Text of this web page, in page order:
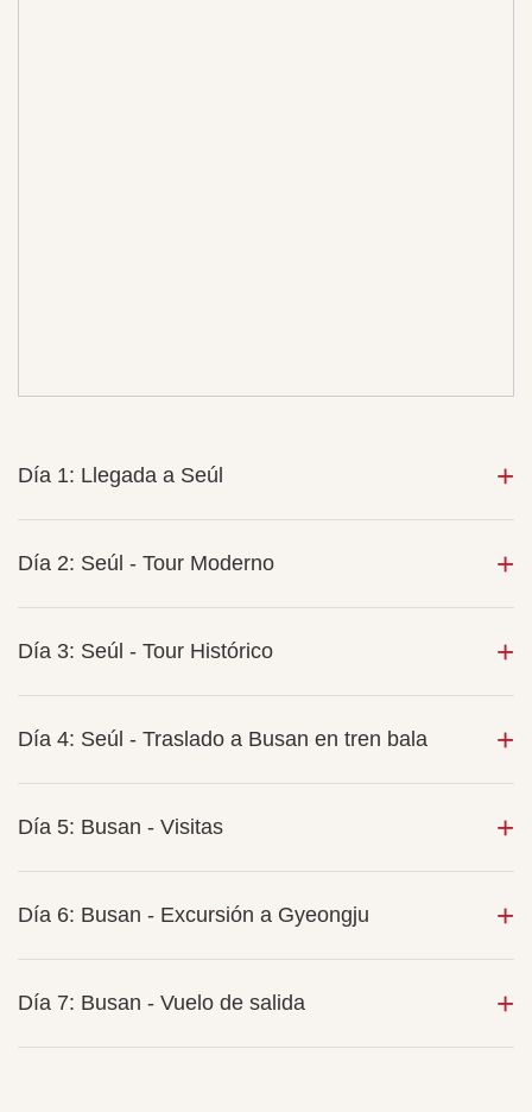
Día 1: Llegada a Seúl
Día 2: Seúl - Tour Moderno
Día 3: Seúl - Tour Histórico
Día 4: Seúl - Traslado a Busan en tren bala
Día 5: Busan - Visitas
Día 6: Busan - Excursión a Gyeongju
Día 7: Busan - Vuelo de salida